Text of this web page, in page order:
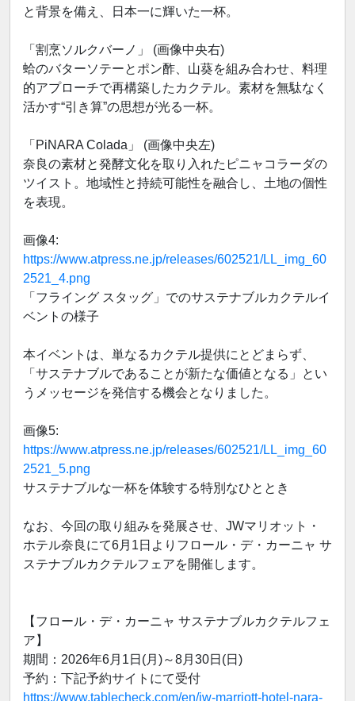
と背景を備え、日本一に輝いた一杯。
「割烹ソルクバーノ」 (画像中央右)
蛤のバターソテーとポン酢、山葵を組み合わせ、料理
的アプローチで再構築したカクテル。素材を無駄なく
活かす“引き算”の思想が光る一杯。
「PiNARA Colada」 (画像中央左)
奈良の素材と発酵文化を取り入れたピニャコラーダの
ツイスト。地域性と持続可能性を融合し、土地の個性
を表現。
画像4:
https://www.atpress.ne.jp/releases/602521/LL_img_60
2521_4.png
「フライング スタッグ」でのサステナブルカクテルイ
ベントの様子
本イベントは、単なるカクテル提供にとどまらず、
「サステナブルであることが新たな価値となる」とい
うメッセージを発信する機会となりました。
画像5:
https://www.atpress.ne.jp/releases/602521/LL_img_60
2521_5.png
サステナブルな一杯を体験する特別なひととき
なお、今回の取り組みを発展させ、JWマリオット・
ホテル奈良にて6月1日よりフロール・デ・カーニャ サ
ステナブルカクテルフェアを開催します。
【フロール・デ・カーニャ サステナブルカクテルフェ
ア】
期間：2026年6月1日(月)～8月30日(日)
予約：下記予約サイトにて受付
https://www.tablecheck.com/en/jw-marriott-hotel-nara-